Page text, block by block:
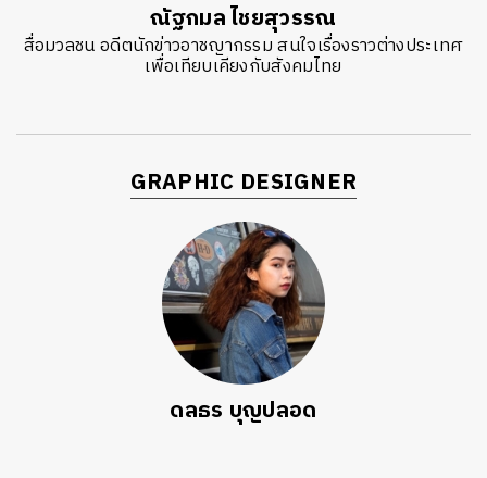
ณัฐกมล ไชยสุวรรณ
สื่อมวลชน อดีตนักข่าวอาชญากรรม สนใจเรื่องราวต่างประเทศ
เพื่อเทียบเคียงกับสังคมไทย
GRAPHIC DESIGNER
ดลธร บุญปลอด